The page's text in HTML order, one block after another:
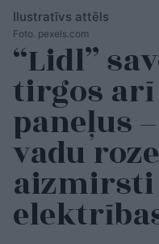
Ilustratīvs attēls
Foto. pexels.com
“Lidl”
tirgos arī
paneļus
vadu